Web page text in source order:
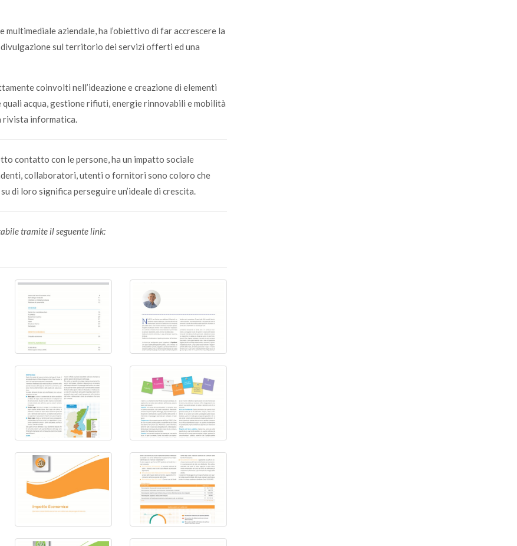
multimediale aziendale, ha l’obiettivo di far accrescere la
sul territorio dei servizi offerti ed una
coinvolti nell’ideazione e creazione di elementi
acqua, gestione rifiuti, energie rinnovabili e mobilità
rivista informatica.
contatto con le persone, ha un impatto sociale
collaboratori, utenti o fornitori sono coloro che
di loro significa perseguire un’ideale di crescita.
tramite il seguente link: